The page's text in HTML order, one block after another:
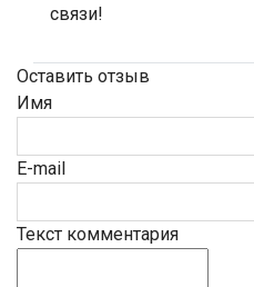
связи!
Оставить отзыв
Имя
E-mail
Текст комментария